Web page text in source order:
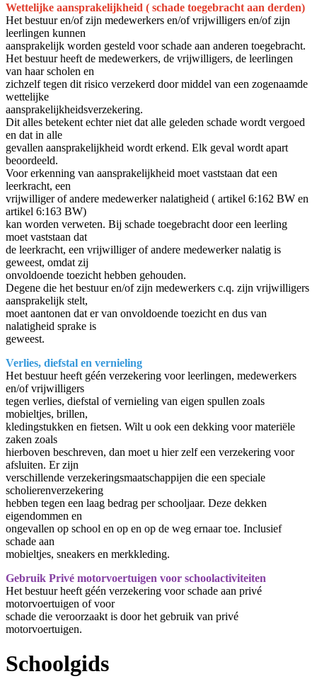
Wettelijke aansprakelijkheid ( schade toegebracht aan derden)
Het bestuur en/of zijn medewerkers en/of vrijwilligers en/of zijn
leerlingen kunnen
aansprakelijk worden gesteld voor schade aan anderen toegebracht.
Het bestuur heeft de medewerkers, de vrijwilligers, de leerlingen
van haar scholen en
zichzelf tegen dit risico verzekerd door middel van een zogenaamde
wettelijke
aansprakelijkheidsverzekering.
Dit alles betekent echter niet dat alle geleden schade wordt vergoed
en dat in alle
gevallen aansprakelijkheid wordt erkend. Elk geval wordt apart
beoordeeld.
Voor erkenning van aansprakelijkheid moet vaststaan dat een
leerkracht, een
vrijwilliger of andere medewerker nalatigheid ( artikel 6:162 BW en
artikel 6:163 BW)
kan worden verweten. Bij schade toegebracht door een leerling
moet vaststaan dat
de leerkracht, een vrijwilliger of andere medewerker nalatig is
geweest, omdat zij
onvoldoende toezicht hebben gehouden.
Degene die het bestuur en/of zijn medewerkers c.q. zijn vrijwilligers
aansprakelijk stelt,
moet aantonen dat er van onvoldoende toezicht en dus van
nalatigheid sprake is
geweest.
Verlies, diefstal en vernieling
Het bestuur heeft géén verzekering voor leerlingen, medewerkers
en/of vrijwilligers
tegen verlies, diefstal of vernieling van eigen spullen zoals
mobieltjes, brillen,
kledingstukken en fietsen. Wilt u ook een dekking voor materiële
zaken zoals
hierboven beschreven, dan moet u hier zelf een verzekering voor
afsluiten. Er zijn
verschillende verzekeringsmaatschappijen die een speciale
scholierenverzekering
hebben tegen een laag bedrag per schooljaar. Deze dekken
eigendommen en
ongevallen op school en op en op de weg ernaar toe. Inclusief
schade aan
mobieltjes, sneakers en merkkleding.
Gebruik Privé motorvoertuigen voor schoolactiviteiten
Het bestuur heeft géén verzekering voor schade aan privé
motorvoertuigen of voor
schade die veroorzaakt is door het gebruik van privé
motorvoertuigen.
Schoolgids